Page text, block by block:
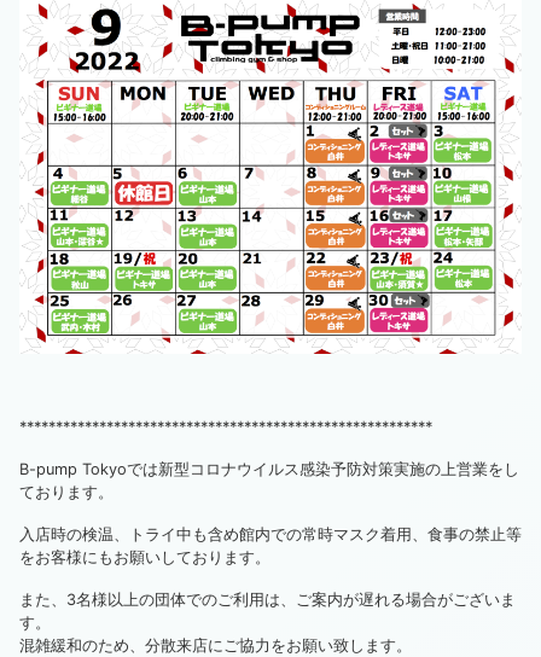
*********************************************************
B-pump Tokyoでは新型コロナウイルス感染予防対策実施の上営業をし
ております。
入店時の検温、トライ中も含め館内での常時マスク着用、食事の禁止等
をお客様にもお願いしております。
また、3名様以上の団体でのご利用は、ご案内が遅れる場合がございま
す。
混雑緩和のため、分散来店にご協力をお願い致します。